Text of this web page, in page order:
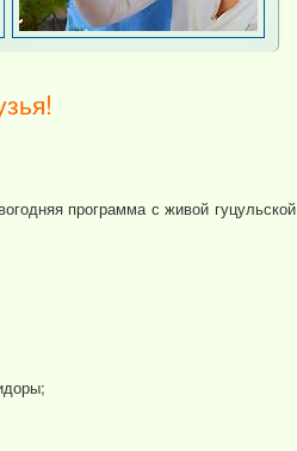
программа с живой гуцульской